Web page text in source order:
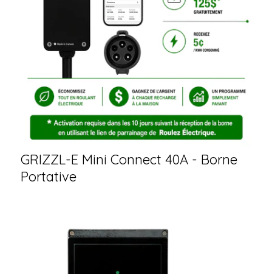
GRIZZL-E Mini Connect 40A - Borne
Portative